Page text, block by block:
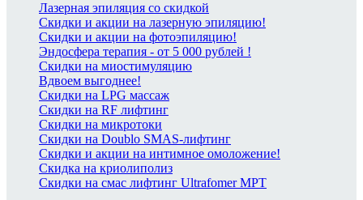
Лазерная эпиляция со скидкой
Скидки и акции на лазерную эпиляцию!
Скидки и акции на фотоэпиляцию!
Эндосфера терапия - от 5 000 рублей !
Скидки на миостимуляцию
Вдвоем выгоднее!
Скидки на LPG массаж
Скидки на RF лифтинг
Скидки на микротоки
Скидки на Doublo SMAS-лифтинг
Скидки и акции на интимное омоложение!
Скидка на криолиполиз
Скидки на смас лифтинг Ultrafomer MPT